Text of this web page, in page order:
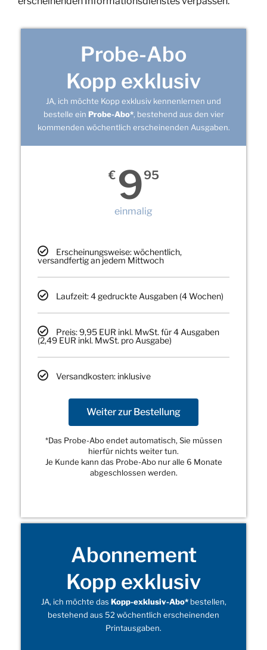
Probe-Abo
Kopp exklusiv
JA, ich möchte Kopp exklusiv kennenlernen und
bestelle ein Probe-Abo*, bestehend aus den vier
kommenden wöchentlich erscheinenden Ausgaben.
€ 995
einmalig
Erscheinungsweise: wöchentlich,
versandfertig an jedem Mittwoch
Laufzeit: 4 gedruckte Ausgaben (4 Wochen)
Preis: 9,95 EUR inkl. MwSt. für 4 Ausgaben
(2,49 EUR inkl. MwSt. pro Ausgabe)
Versandkosten: inklusive
Weiter zur Bestellung
*Das Probe-Abo endet automatisch, Sie müssen
hierfür nichts weiter tun.
Je Kunde kann das Probe-Abo nur alle 6 Monate
abgeschlossen werden.
Abonnement
Kopp exklusiv
JA, ich möchte das Kopp-exklusiv-Abo*bestellen,
bestehend aus 52 wöchentlich erscheinenden
Printausgaben.